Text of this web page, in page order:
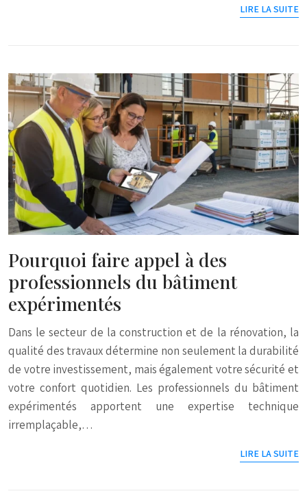
LIRE LA SUITE
Pourquoi faire appel à des
professionnels du bâtiment
expérimentés
Dans le secteur de la construction et de la rénovation, la
qualité des travaux détermine non seulement la durabilité
de votre investissement, mais également votre sécurité et
votre confort quotidien. Les professionnels du bâtiment
expérimentés apportent une expertise technique
irremplaçable,…
LIRE LA SUITE